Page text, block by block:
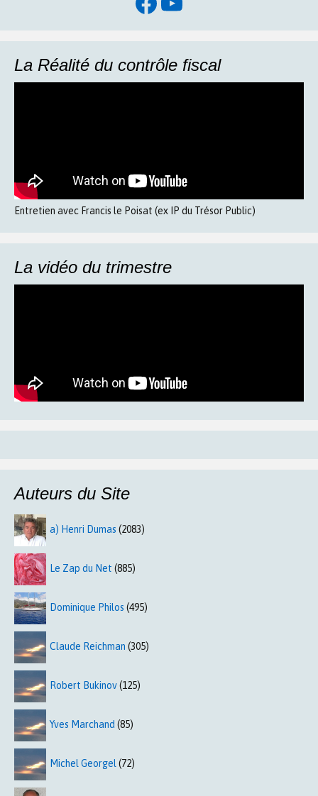
La Réalité du contrôle fiscal
Entretien avec Francis le Poisat (ex IP du Trésor Public)
La vidéo du trimestre
Auteurs du Site
a) Henri Dumas (2083)
Le Zap du Net (885)
Dominique Philos (495)
Claude Reichman (305)
Robert Bukinov(125)
Yves Marchand (85)
Michel Georgel (72)